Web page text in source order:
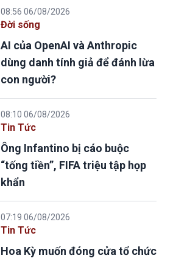
08:56 06/08/2026
Đời sống
AI của OpenAI và Anthropic
dùng danh tính giả để đánh lừa
con người?
08:10 06/08/2026
Tin Tức
Ông Infantino bị cáo buộc
“tống tiền”, FIFA triệu tập họp
khẩn
07:19 06/08/2026
Tin Tức
Hoa Kỳ muốn đóng cửa tổ chức